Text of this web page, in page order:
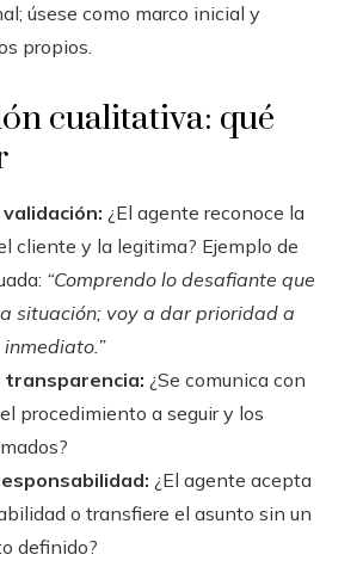
úsese como marco inicial y
propios.
cualitativa: qué
¿El agente reconoce la
cliente y la legitima? Ejemplo de
“Comprendo lo desafiante que
situación; voy a dar prioridad a
transparencia: ¿Se comunica con
procedimiento a seguir y los
¿El agente acepta
o transfiere el asunto sin un
definido?